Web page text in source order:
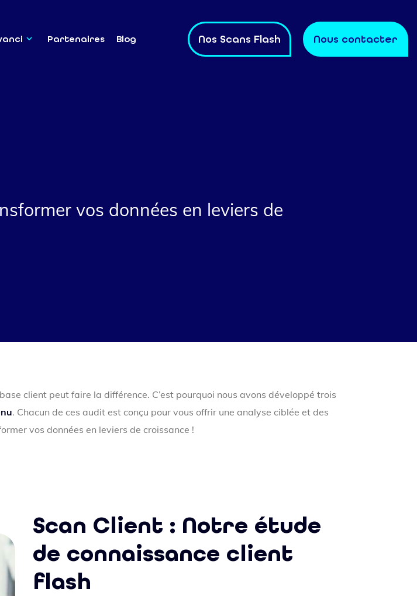
Partenaires Blog Nos Scans Flash Nous contacter
vos données en leviers de
client peut faire la différence. C’est pourquoi nous avons développé trois
. Chacun de ces audit est conçu pour vous offrir une analyse ciblée et des
vos données en leviers de croissance !
Scan Client : Notre étude
de connaissance client
flash